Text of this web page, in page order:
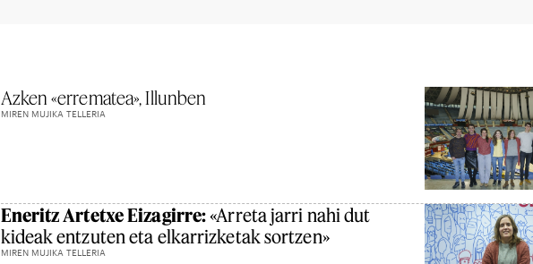
Azken «errematea», Illunben
MIREN MUJIKA TELLERIA
Eneritz Artetxe Eizagirre:«Arreta jarri nahi dut
kideak entzuten eta elkarrizketak sortzen»
MIREN MUJIKA TELLERIA